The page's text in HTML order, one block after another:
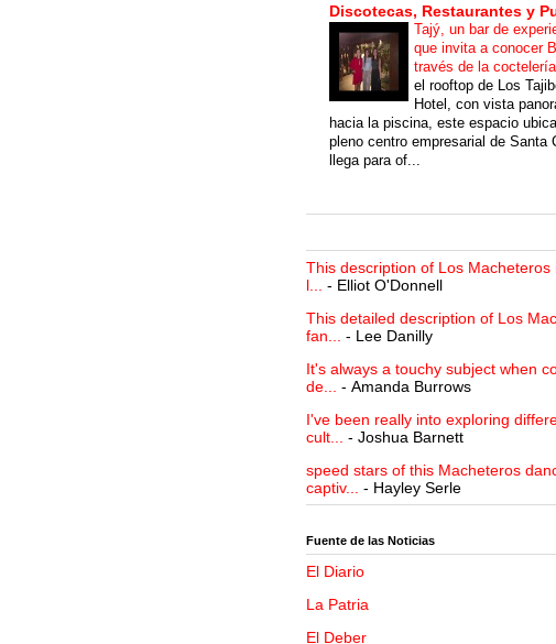
Discotecas, Restaurantes y
Tajý, un bar de
que invita a conocer
través de la
el rooftop de Los
Hotel, con vista
hacia la piscina, este espacio
pleno centro empresarial de Santa
llega para of...
This description of Los Macheteros
l...
- Elliot O'Donnell
This detailed description of Los
fan...
- Lee Danilly
It's always a touchy subject when
de...
- Amanda Burrows
I've been really into exploring
cult...
- Joshua Barnett
speed stars of this Macheteros
captiv...
- Hayley Serle
Fuente de las Noticias
El Diario
La Patria
El Deber